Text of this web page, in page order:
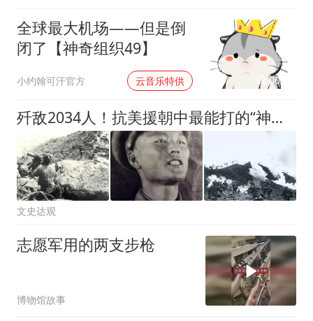
全球最大机场——但是倒
闭了【神奇组织49】
小约翰可汗官方 云音乐特供 00:02
歼敌2034人！抗美援朝中最能打的“神仙营”，全员兵王，全营陨落
文史达观
志愿军用的两支步枪
博物馆故事